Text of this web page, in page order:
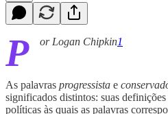
P or Logan Chipkin1
As palavras progressista e
significados distintos: suas
políticas às quais as palavras